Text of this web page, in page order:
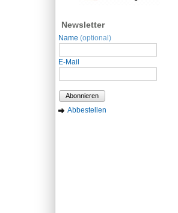
Newsletter
Name (optional)
E-Mail
Abonnieren
Abbestellen